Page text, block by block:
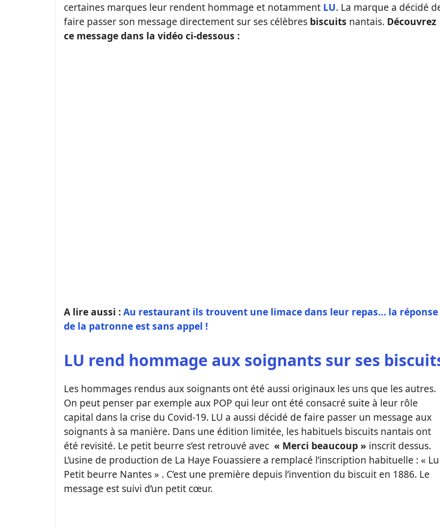
certaines marques leur rendent hommage et notamment LU. La marque a décidé
faire passer son message directement sur ses célèbres biscuits nantais. Découvrez
ce message dans la vidéo ci-dessous :
A lire aussi :Au restaurant ils trouvent une limace dans leur repas… la réponse
de la patronne est sans appel !
LU rend hommage aux soignants sur ses
Les hommages rendus aux soignants ont été aussi originaux les uns que les autres.
On peut penser par exemple aux POP qui leur ont été consacré suite à leur rôle
capital dans la crise du Covid-19. LU a aussi décidé de faire passer un message aux
soignants à sa manière. Dans une édition limitée, les habituels biscuits nantais ont
été revisité. Le petit beurre s’est retrouvé avec « Merci beaucoup » inscrit dessus.
L’usine de production de La Haye Fouassiere a remplacé l’inscription habituelle : « Lu
Petit beurre Nantes » . C’est une première depuis l’invention du biscuit en 1886. Le
message est suivi d’un petit cœur.